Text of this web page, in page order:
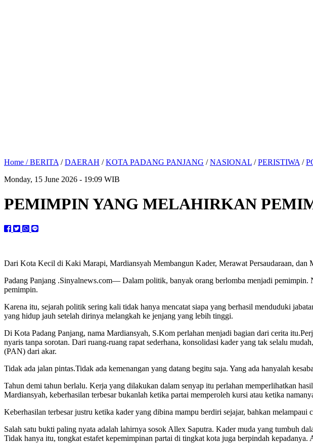
Home /BERITA /DAERAH /KOTA PADANG PANJANG /NASIONAL /PERISTIWA /
Monday, 15 June 2026 - 19:09 WIB
PEMIMPIN YANG MELAHIRKAN
Dari Kota Kecil di Kaki Marapi, Mardiansyah Membangun Kader, Merawat Persaudaraan, dan
Padang Panjang .Sinyalnews.com— Dalam politik, banyak orang berlomba menjadi
pemimpin.
Karena itu, sejarah politik sering kali tidak hanya mencatat siapa yang berhasil menduduki
yang hidup jauh setelah dirinya melangkah ke jenjang yang lebih tinggi.
Di Kota Padang Panjang, nama Mardiansyah, S.Kom perlahan menjadi bagian dari cerita
nyaris tanpa sorotan. Dari ruang-ruang rapat sederhana, konsolidasi kader yang tak selalu
(PAN) dari akar.
Tidak ada jalan pintas.Tidak ada kemenangan yang datang begitu saja. Yang ada hanyalah
Tahun demi tahun berlalu. Kerja yang dilakukan dalam senyap itu perlahan memperlihatkan
Mardiansyah, keberhasilan terbesar bukanlah ketika partai memperoleh kursi atau ketika
Keberhasilan terbesar justru ketika kader yang dibina mampu berdiri sejajar, bahkan melampaui
Salah satu bukti paling nyata adalah lahirnya sosok Allex Saputra. Kader muda yang tumbuh
Tidak hanya itu, tongkat estafet kepemimpinan partai di tingkat kota juga berpindah